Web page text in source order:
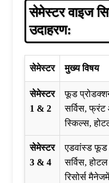
सेमेस्टर वाइज
उदाहरण:
सेमेस्टर मुख्य विषय
सेमेस्टर
1 & 2
फूड
सर्विस,
स्किल्स,
सेमेस्टर
3 & 4
एडवांस्ड फूड
सर्विस,
रिसोर्स